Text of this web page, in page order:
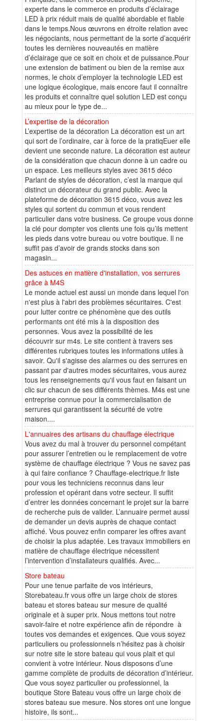
experte dans le commerce en produits d’éclairage
LED à prix réduit mais de qualité abordable et fiable
dans le temps.Nous œuvrons en étroite relation avec
les négociants, nous permettant de la sorte d’acquérir
toutes les dernières nouveautés en matière
d’éclairage que ce soit en choix et de puissance.Pour
une extension de batiment ou bien de la remise aux
normes, le choix d’employer la technologie LED est
une logique écologique, mais encore faut il connaître
les produits et connaître quel solution LED est conçu
au mieux pour le type de...
L’expertise de la décoration
L’expertise de la décoration La décoration est un art
qui sort de l’ordinaire, car à force de la pratiqEuer elle
devient une seconde nature. La décoration est auteur
de la considération que chacun donne à un cadre ou
un espace. Les meilleurs styles avec 3615 déco
Parlant de styles de décoration, c’est la marque qui
distinct un décorateur du grand public. Avec la
plateforme de décoration 3615 déco, vous avez les
styles qui sortent du commun et vous rendent
particulier dans votre business. Ce groupe vous donne
la clé pour dompter vos clients une fois qu’ils mettent
les pieds dans votre bureau ou votre boutique. Il ne
suffit pas d’avoir de grands stocks dans son
magasin...
Des astuces en matière d'installation, vos serrures
grâce à M4S
Le monde actuel est aussi un monde dans lequel l'on
n'est plus à l'abri des problèmes sécuritaires. C'est
pour lutter contre ce phénomène que des outils
performants ont été mis à la disposition des
personnes. Vous avez la possibilité de les
découvrir sur m4s. Le site contient à travers ses
différentes rubriques toutes les informations utiles à
savoir. Qu'il s'agisse des alarmes ou des serrures en
passant par d'autres modes sécuritaires, vous aurez
tous les renseignements qu'il vous faut en faisant un
clic sur chacun de ses différents thèmes. M4s est une
entreprise connue pour la commercialisation de
serrures qui garantissent la sécurité de votre
maison....
L'annuaires des artisans du chauffage électrique
Vous avez du mal à trouver du personnel compétant
pour assurer l’entretien ou le remplacement de votre
système de chauffage électrique ? Vous ne savez pas
à qui faire confiance ? Chauffage-electrique.fr liste
pour vous les techniciens reconnus dans leur
profession et opérant dans votre secteur. Il suffit
d’entrer les données concernant le projet sur la barre
de recherche puis de valider. L’annuaire permet aussi
de demander un devis auprès de chaque contact
affiché. Vous pouvez enfin comparer les offres avant
de choisir la plus adaptée. Les travaux immobiliers en
matière de chauffage électrique nécessitent
l’intervention d’installateurs qualifiés. Avec...
Store bateau
Pour une tenue parfaite de vos intérieurs,
Storebateau.fr vous offre un large choix de stores
bateau et stores bateau sur mesure de qualité
originale et à super prix. Nous mettons tout notre
savoir-faire et notre expérience afin de répondre à
toutes vos demandes et exigences. Que vous soyez
particuliers ou professionnels n’hésitez pas à choisir
sur notre site le store bateau qui vous plait et qui
convient à votre intérieur. Nous disposons d’une
gamme complète de produits de décoration d’intérieur.
Que vous soyez particulier ou professionnel, la
boutique Store Bateau vous offre un large choix de
stores bateau sue mesure. Nos stores ont une longue
histoire, ils sont...